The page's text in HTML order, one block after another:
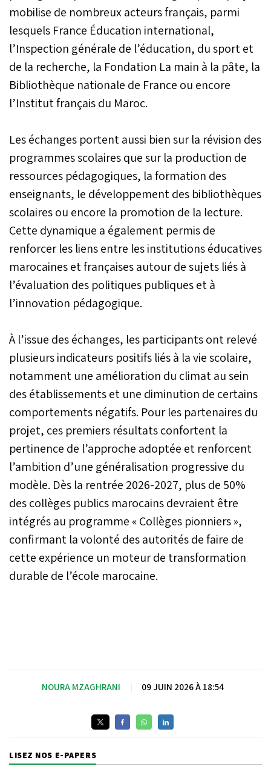
mobilise de nombreux acteurs français, parmi
lesquels France Éducation international,
l’Inspection générale de l’éducation, du sport et
de la recherche, la Fondation La main à la pâte, la
Bibliothèque nationale de France ou encore
l’Institut français du Maroc.
Les échanges portent aussi bien sur la révision des
programmes scolaires que sur la production de
ressources pédagogiques, la formation des
enseignants, le développement des bibliothèques
scolaires ou encore la promotion de la lecture.
Cette dynamique a également permis de
renforcer les liens entre les institutions éducatives
marocaines et françaises autour de sujets liés à
l’évaluation des politiques publiques et à
l’innovation pédagogique.
À l’issue des échanges, les participants ont relevé
plusieurs indicateurs positifs liés à la vie scolaire,
notamment une amélioration du climat au sein
des établissements et une diminution de certains
comportements négatifs. Pour les partenaires du
projet, ces premiers résultats confortent la
pertinence de l’approche adoptée et renforcent
l’ambition d’une généralisation progressive du
modèle. Dès la rentrée 2026-2027, plus de 50%
des collèges publics marocains devraient être
intégrés au programme « Collèges pionniers »,
confirmant la volonté des autorités de faire de
cette expérience un moteur de transformation
durable de l’école marocaine.
NOURA MZAGHRANI 09 JUIN 2026 À 18:54
LISEZ NOS E-PAPERS